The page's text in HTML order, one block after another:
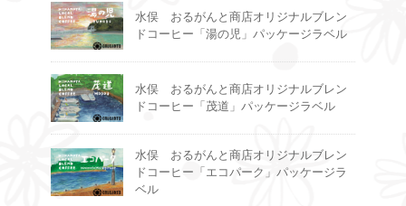
水俣 おるがんと商店オリジナルブレン
ドコーヒー「湯の児」パッケージラベル
水俣 おるがんと商店オリジナルブレン
ドコーヒー「茂道」パッケージラベル
水俣 おるがんと商店オリジナルブレン
ドコーヒー「エコパーク」パッケージラ
ベル